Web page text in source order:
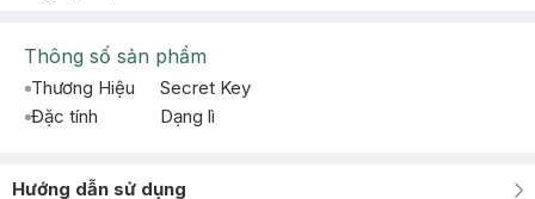
Thông số sản phẩm
Thương Hiệu
Secret Key
Đặc tính
Dạng lì
Hướng dẫn sử dụng